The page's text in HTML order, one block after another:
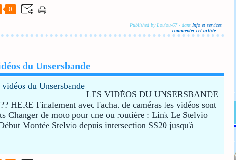
0
Published by Loulou-67 - dans Info et services
commenter cet article
du Unsersbande
LES VIDÉOS DU UNSERSBANDE
HERE Finalement avec l'achat de caméras les vidéos sont
Changer de moto pour une ou routière : Link Le Stelvio
Montée Stelvio depuis intersection SS20 jusqu'à